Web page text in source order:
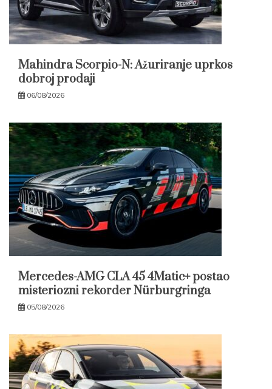
Mahindra Scorpio-N: Ažuriranje uprkos
dobroj prodaji
06/08/2026
Mercedes-AMG CLA 45 4Matic+ postao
misteriozni rekorder Nürburgringa
05/08/2026